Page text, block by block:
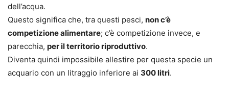
dell’acqua.
Questo significa che, tra questi pesci, non c’è
competizione alimentare; c’è competizione invece, e
parecchia, per il territorio riproduttivo.
Diventa quindi impossibile allestire per questa specie un
acquario con un litraggio inferiore ai 300 litri.